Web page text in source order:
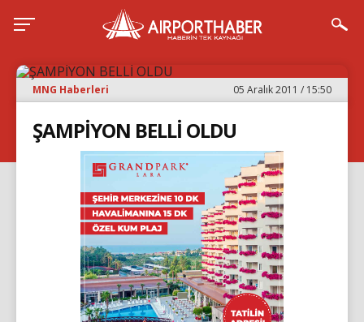
MNG Haberleri 05 Aralık 2011 / 15:50
ŞAMPİYON BELLİ OLDU